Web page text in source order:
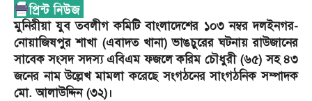
মুনিরীয়া যুব তবলীগ কমিটি বাংলাদেশের ১০৩ নম্বর দলইনগর-
নোয়াজিষপুর শাখা (এবাদত খানা) ভাঙচুরের ঘটনায় রাউজানের
সাবেক সংসদ সদস্য এবিএম ফজলে করিম চৌধুরী (৬৫) সহ ৪৩
জনের নাম উল্লেখ মামলা করেছে সংগঠনের সাংগঠনিক সম্পাদক
মো. আলাউদ্দিন (৩২)।